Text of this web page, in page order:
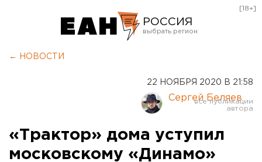
РОССИЯ
Курган
Оренбург
[18+]
← НОВОСТИ
22 НОЯБРЯ 2020 В 21:58
Сергей Беляев
«Трактор» дома уступил
московскому «Динамо»